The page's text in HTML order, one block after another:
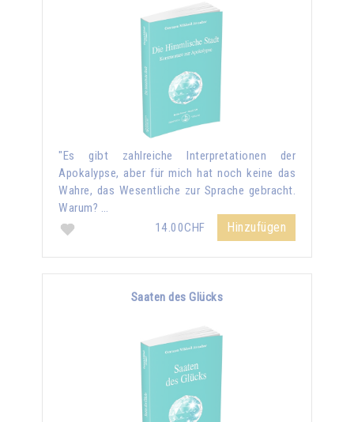
"Es gibt zahlreiche Interpretationen der
Apokalypse, aber für mich hat noch keine das
Wahre, das Wesentliche zur Sprache gebracht.
Warum? …
14.00CHF
Hinzufügen
Saaten des Glücks